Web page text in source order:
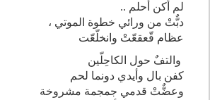
لم أكن أحلم ..
دبٌّتْ من ورائي خطوة الموتي ،
عظام قّعقعّتْ وانخلّعّت
والتفٌ حول الكاحِلّين
كفن بال وأيدي دونما لحم
وعضٌّتْ قدمي جمجمة مشروخة